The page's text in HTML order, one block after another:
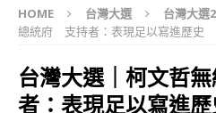
HOME 台灣大選 台灣大選
總統府 支持者：表現足以寫進歷史
台灣大選｜柯文哲
者：表現足以寫進